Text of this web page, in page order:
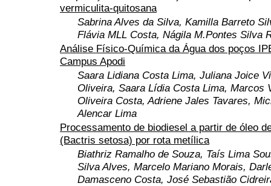
vermiculita-quitosana
Sabrina Alves da Silva, Kamilla Barreto
Flávia MLL Costa, Nágila M.Pontes Silva
Análise Físico-Química da Água dos poços
Campus Apodi
Saara Lidiana Costa Lima, Juliana Joice
Oliveira, Saara Lídia Costa Lima, Marcos
Oliveira Costa, Adriene Jales Tavares,
Alencar Lima
Processamento de biodiesel a partir de óleo
(Bactris setosa) por rota metílica
Biathriz Ramalho de Souza, Taís Lima
Silva Alves, Marcelo Mariano Morais,
Damasceno Costa, José Sebastião